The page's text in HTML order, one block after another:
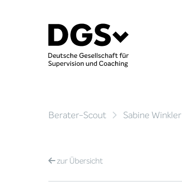
Berater-Scout Sabine Winkler
zurÜbersicht